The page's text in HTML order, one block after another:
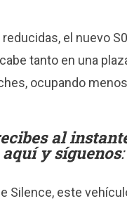
el nuevo
tanto en una
ocupando
al
y síguenos:
Silence, este